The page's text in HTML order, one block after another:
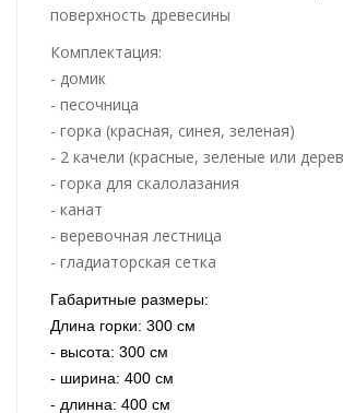
поверхность древесины
Комплектация:
- домик
- песочница
- горка (красная, синея, зеленая)
- 2 качели (красные, зеленые или
- горка для скалолазания
- канат
- веревочная лестница
- гладиаторская сетка
Габаритные размеры:
Длина горки: 300 см
- высота: 300 см
- ширина: 400 см
- длинна: 400 см